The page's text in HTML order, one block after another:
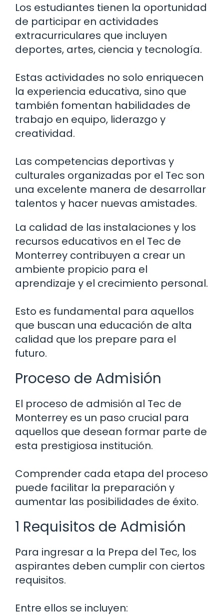
Los estudiantes tienen la oportunidad
de participar en actividades
extracurriculares que incluyen
deportes, artes, ciencia y tecnología.
Estas actividades no solo enriquecen
la experiencia educativa, sino que
también fomentan habilidades de
trabajo en equipo, liderazgo y
creatividad.
Las competencias deportivas y
culturales organizadas por el Tec son
una excelente manera de desarrollar
talentos y hacer nuevas amistades.
La calidad de las instalaciones y los
recursos educativos en el Tec de
Monterrey contribuyen a crear un
ambiente propicio para el
aprendizaje y el crecimiento personal.
Esto es fundamental para aquellos
que buscan una educación de alta
calidad que los prepare para el
futuro.
Proceso de Admisión
El proceso de admisión al Tec de
Monterrey es un paso crucial para
aquellos que desean formar parte de
esta prestigiosa institución.
Comprender cada etapa del proceso
puede facilitar la preparación y
aumentar las posibilidades de éxito.
1 Requisitos de Admisión
Para ingresar a la Prepa del Tec, los
aspirantes deben cumplir con ciertos
requisitos.
Entre ellos se incluyen: